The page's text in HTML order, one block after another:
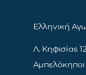
Ελληνική
Λ. Κηφισίας